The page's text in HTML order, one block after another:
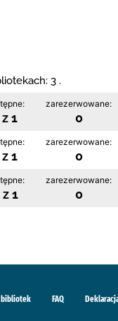
3 .
1
zarezerwowane:
0
1
zarezerwowane:
0
z 1
zarezerwowane:
0
bibliotek FAQ